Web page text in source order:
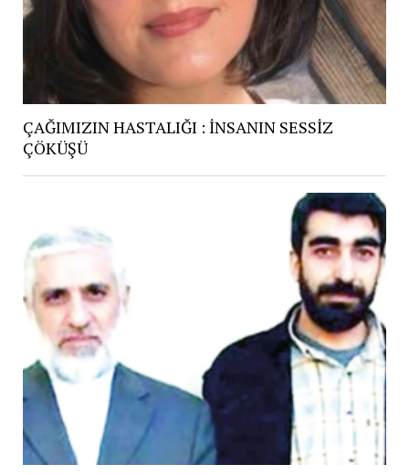
ÇAĞIMIZIN HASTALIĞI : İNSANIN SESSİZ
ÇÖKÜŞÜ